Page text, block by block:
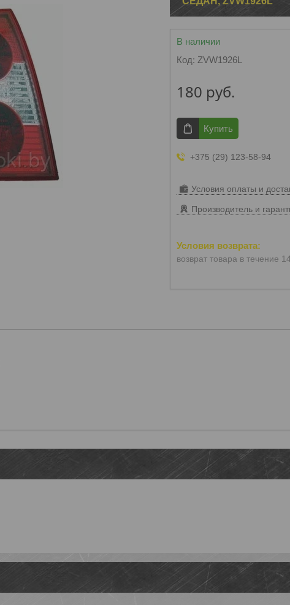
В наличии
Код: ZVW1926L
180 руб.
Купить
+375 (29) 123-58-94
Условия оплаты и
Производитель и
возврат товара в течение